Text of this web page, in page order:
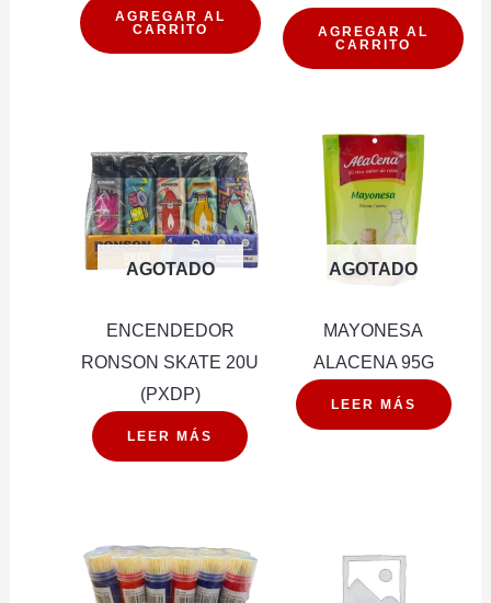
CLARO
cantidad
AGREGAR AL
CARRITO
RONSON
ANIMALIA
(PXDP)
cantidad
AGREGAR AL
CARRITO
AGOTADO
ENCENDEDOR
RONSON SKATE 20U
(PXDP)
LEER MÁS
AGOTADO
MAYONESA
ALACENA 95G
LEER MÁS